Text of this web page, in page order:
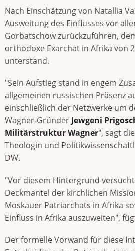
Nach Einschätzung von Natallia
Ausweitung des Einflusses vor
Gorbatschow zurückzuführen,
orthodoxe Exarchat in Afrika von
unterstand.
"Sein Aufstieg stand in engem
allgemeinen russischen Präsenz
einschließlich der Netzwerke um
Wagner-Gründer Jewgeni
Militärstruktur Wagner", sagt
Theologin und
DW.
"Vor diesem Hintergrund
Deckmantel der kirchlichen
Moskauer Patriarchats in Afrika
Einfluss in Afrika auszuweiten",
Der formelle Vorwand für diese